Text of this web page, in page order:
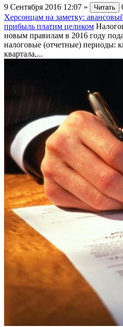
9 Сентября 2016 12:07 » Читать
Херсонцам на заметку:
прибыль платим целиком
новым правилам в 2016 году
налоговые (отчетные) периоды:
квартала,...